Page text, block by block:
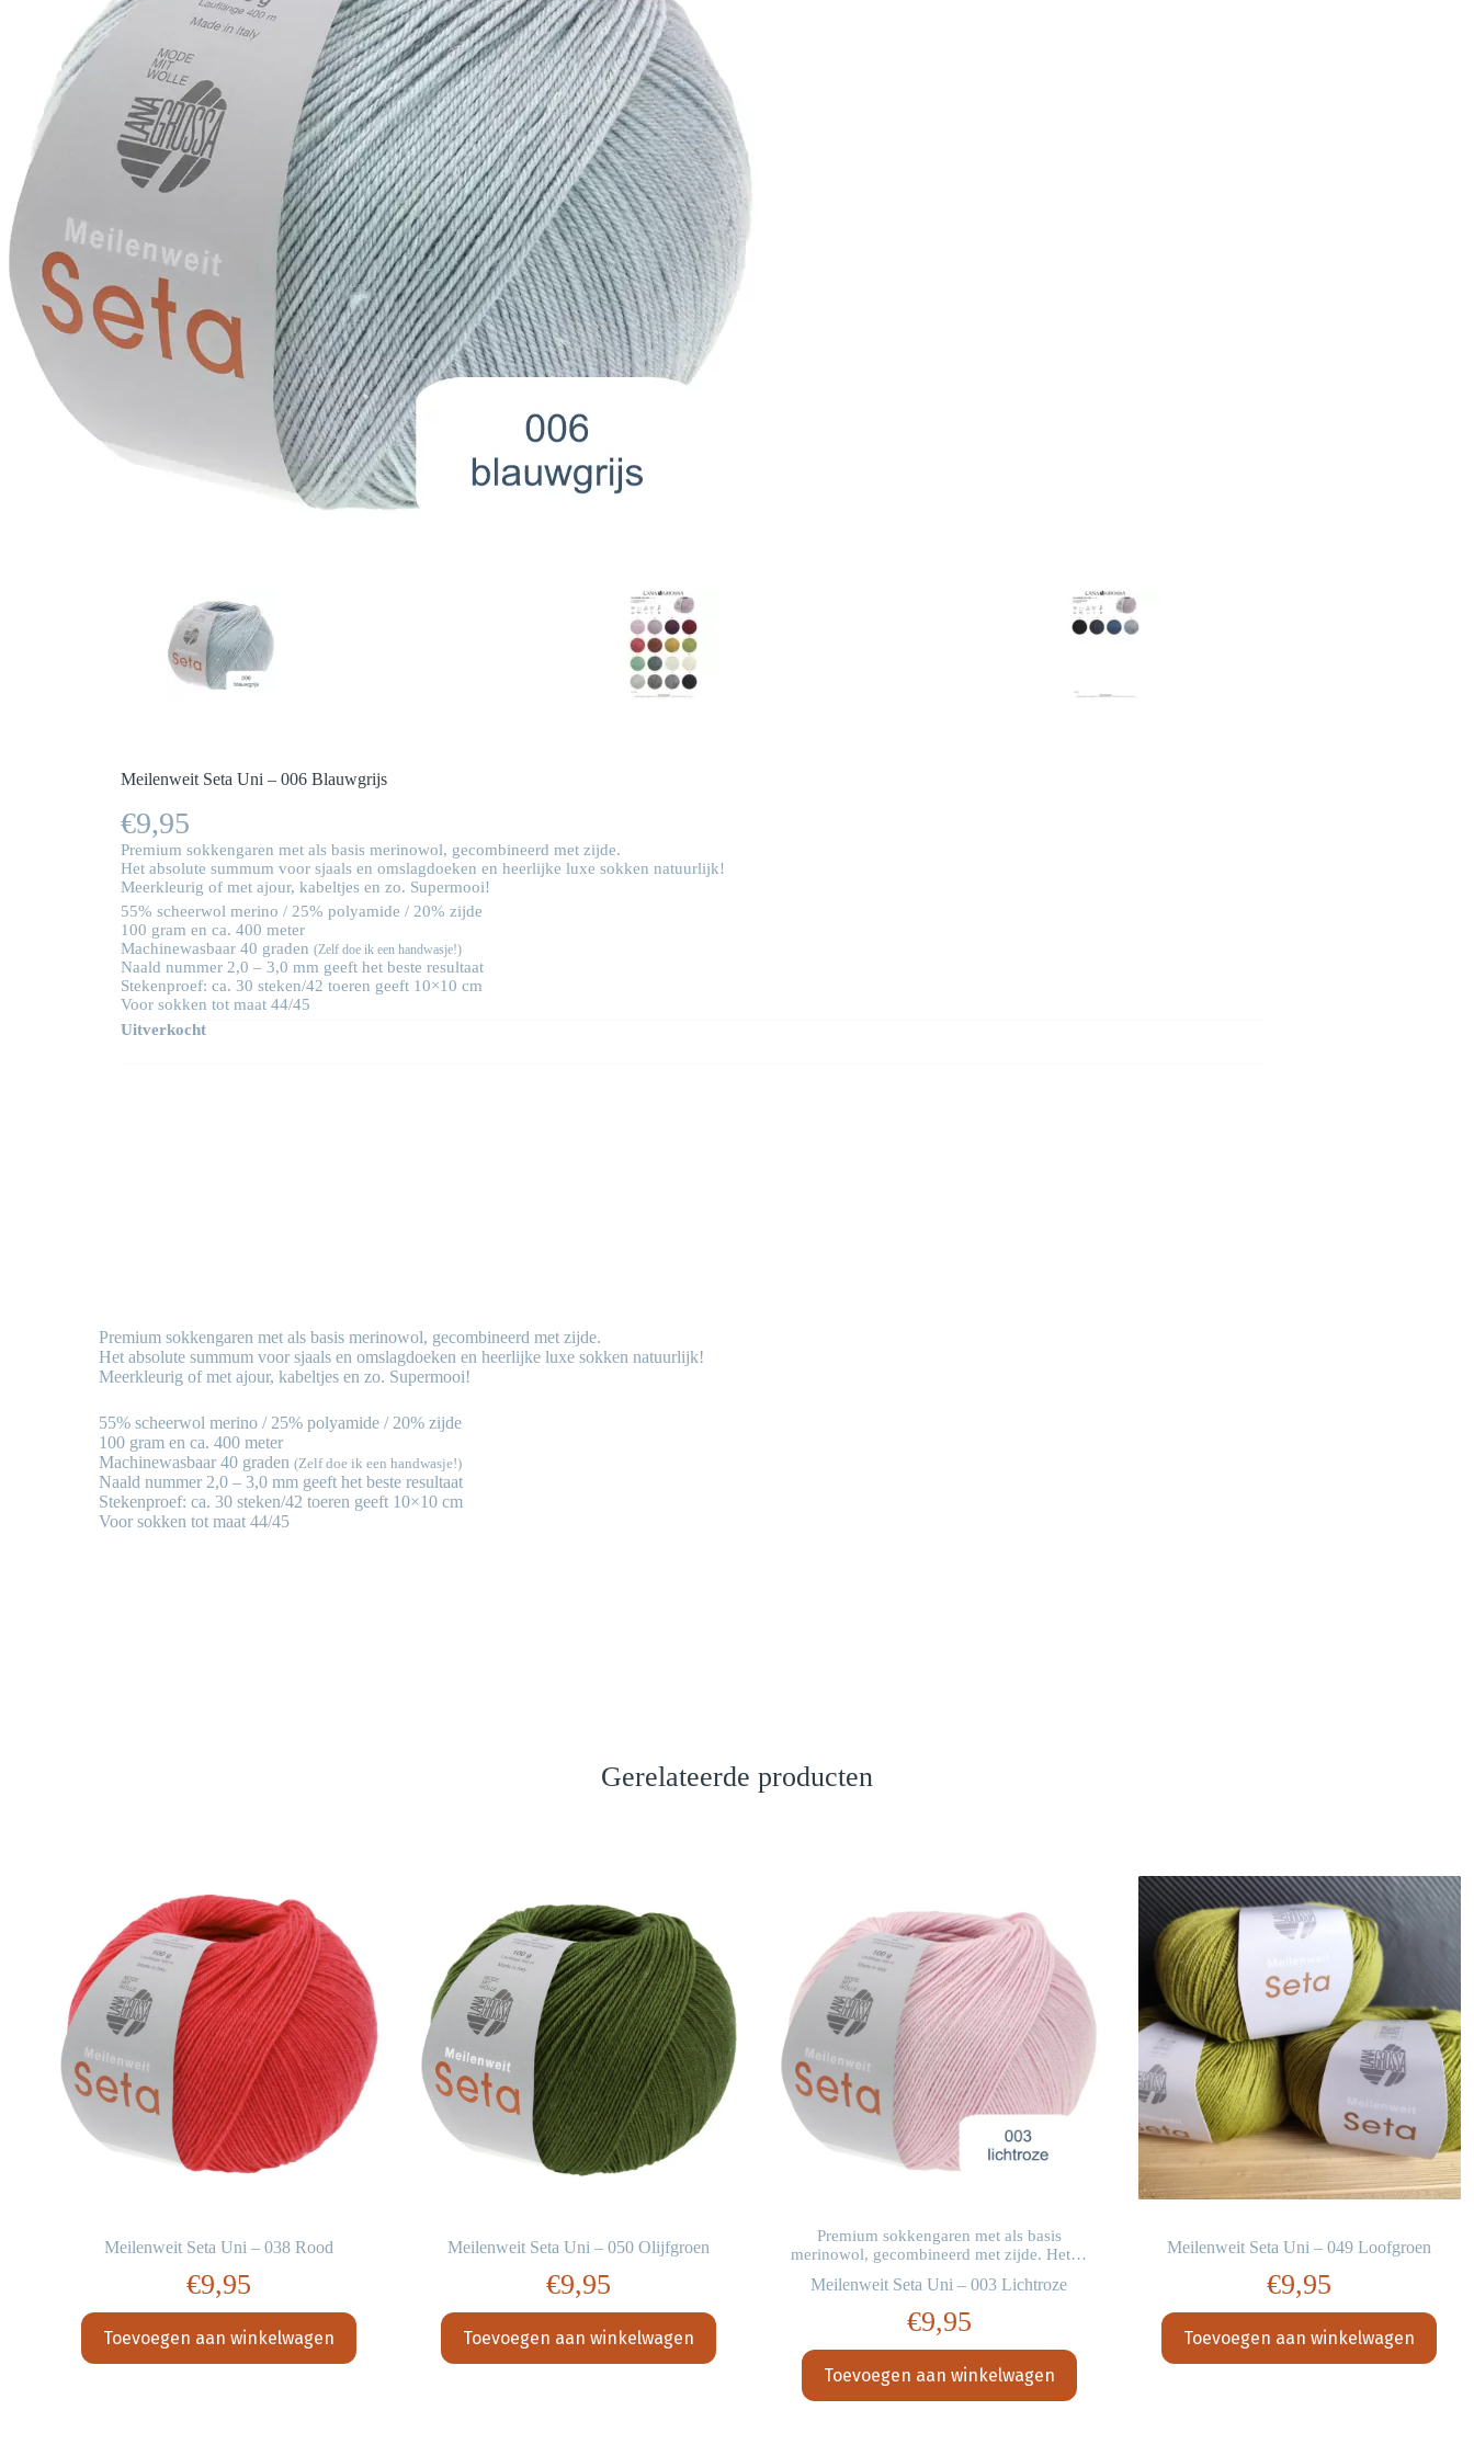
Meilenweit Seta Uni – 006 Blauwgrijs
€9,95
Premium sokkengaren met als basis merinowol, gecombineerd met zijde.
Het absolute summum voor sjaals en omslagdoeken en heerlijke luxe sokken natuurlijk!
Meerkleurig of met ajour, kabeltjes en zo. Supermooi!
55% scheerwol merino / 25% polyamide / 20% zijde
100 gram en ca. 400 meter
Machinewasbaar 40 graden (Zelf doe ik een handwasje!)
Naald nummer 2,0 – 3,0 mm geeft het beste resultaat
Stekenproef: ca. 30 steken/42 toeren geeft 10×10 cm
Voor sokken tot maat 44/45
Uitverkocht
Premium sokkengaren met als basis merinowol, gecombineerd met zijde.
Het absolute summum voor sjaals en omslagdoeken en heerlijke luxe sokken natuurlijk!
Meerkleurig of met ajour, kabeltjes en zo. Supermooi!
55% scheerwol merino / 25% polyamide / 20% zijde
100 gram en ca. 400 meter
Machinewasbaar 40 graden (Zelf doe ik een handwasje!)
Naald nummer 2,0 – 3,0 mm geeft het beste resultaat
Stekenproef: ca. 30 steken/42 toeren geeft 10×10 cm
Voor sokken tot maat 44/45
Gerelateerde producten
Meilenweit Seta Uni – 038 Rood
€9,95
Toevoegen aan winkelwagen
Meilenweit Seta Uni – 050 Olijfgroen
€9,95
Toevoegen aan winkelwagen
Premium sokkengaren met als basis
merinowol, gecombineerd met zijde. Het…
Meilenweit Seta Uni – 003 Lichtroze
€9,95
Toevoegen aan winkelwagen
Meilenweit Seta Uni – 049 Loofgroen
€9,95
Toevoegen aan winkelwagen